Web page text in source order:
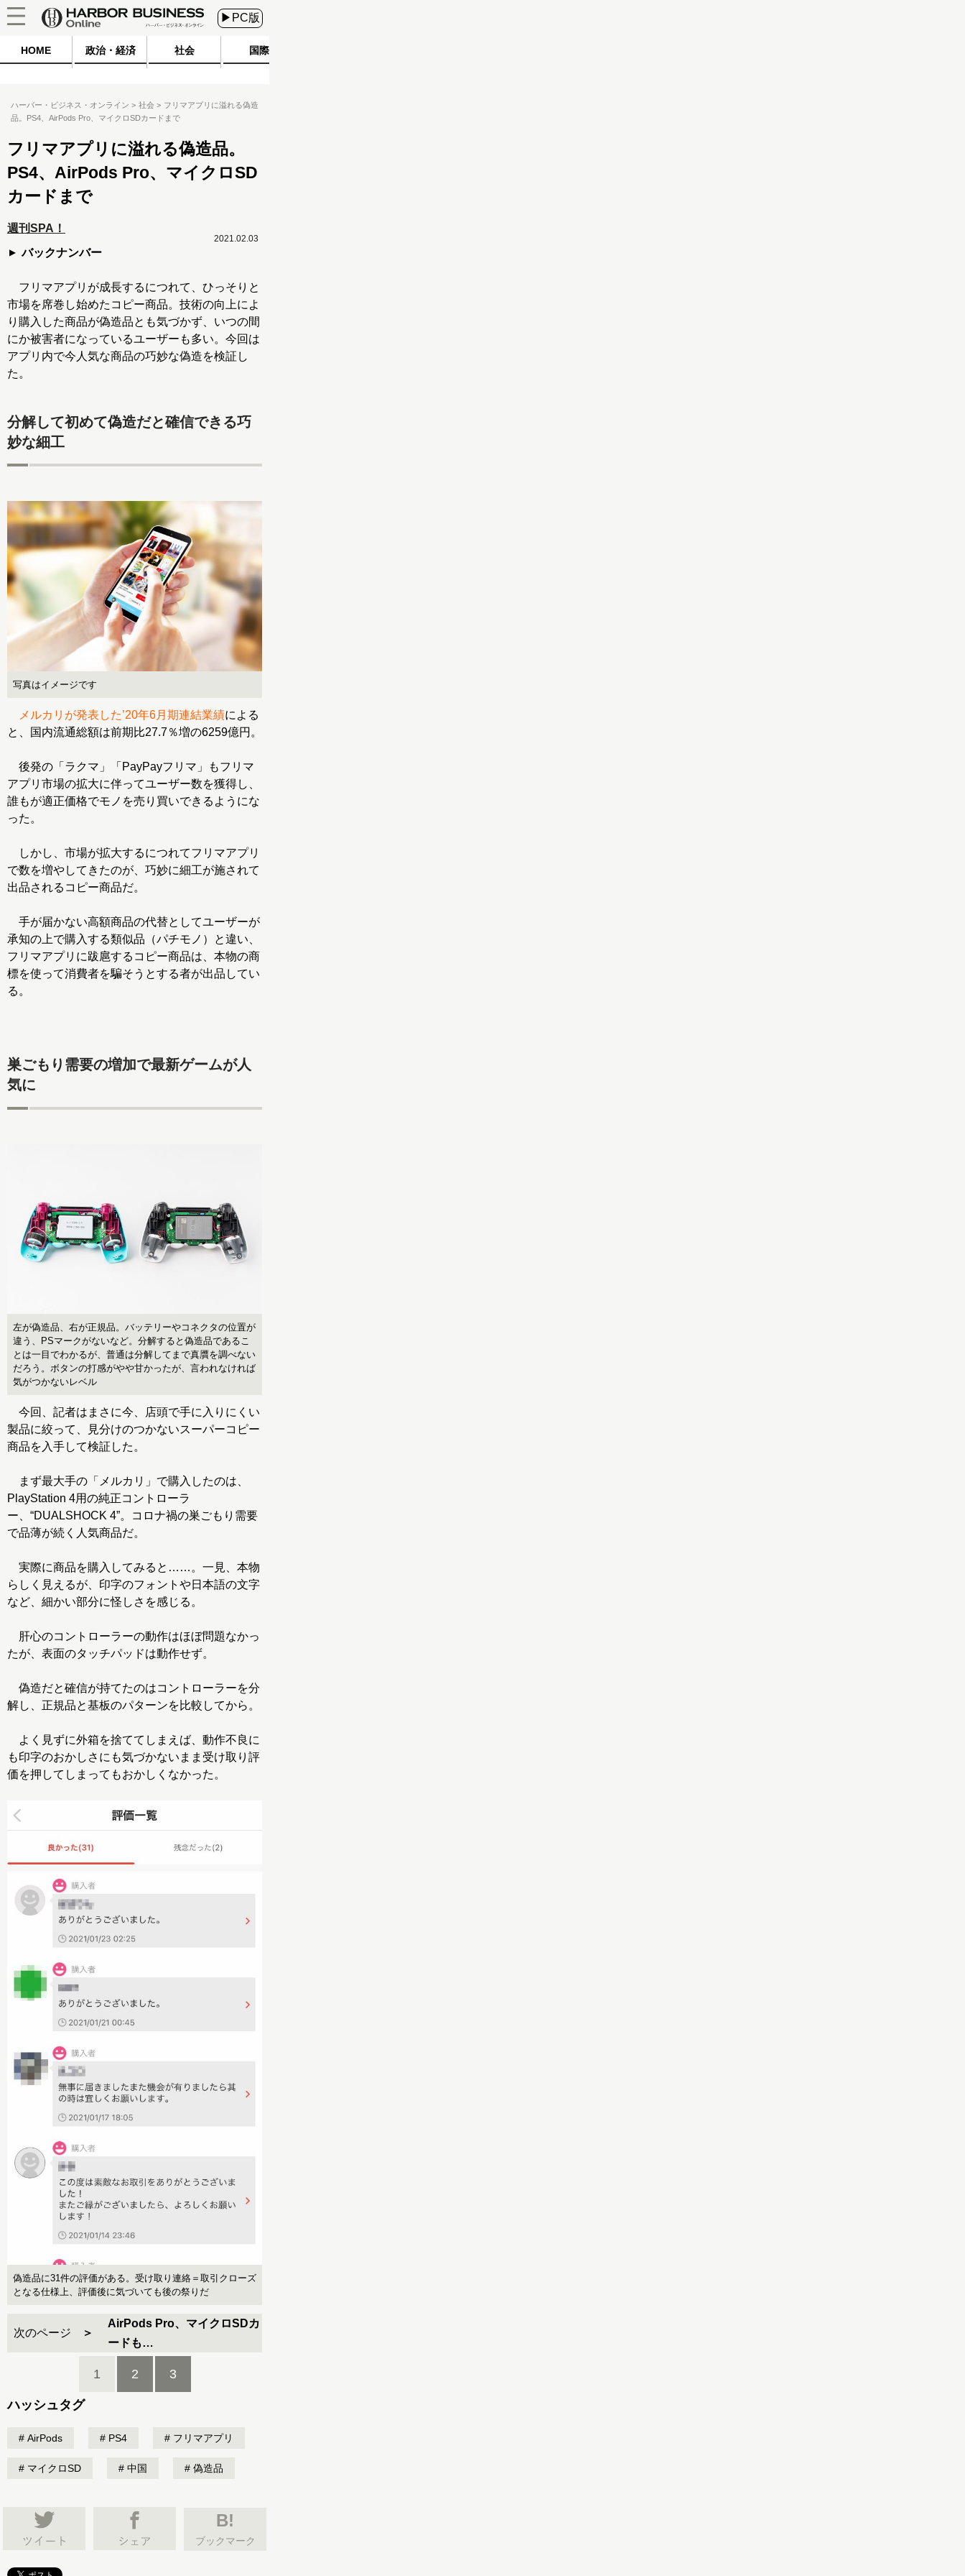
▶PC版
HOME 政治・経済 社会 国際
ハーバー・ビジネス・オンライン 社会
フリマアプリに溢れる偽造
品。PS4、AirPods Pro、マイクロSDカードまで
フリマアプリに溢れる偽造品。
PS4、AirPods Pro、マイクロSD
カードまで
週刊SPA！
バックナンバー
2021.02.03
フリマアプリが成長するにつれて、ひっそりと
市場を席巻し始めたコピー商品。技術の向上によ
り購入した商品が偽造品とも気づかず、いつの間
にか被害者になっているユーザーも多い。今回は
アプリ内で今人気な商品の巧妙な偽造を検証し
た。
分解して初めて偽造だと確信できる巧
妙な細工
写真はイメージです
メルカリが発表した’20年6月期連結業績による
と、国内流通総額は前期比27.7％増の6259億円。
後発の「ラクマ」「PayPayフリマ」もフリマ
アプリ市場の拡大に伴ってユーザー数を獲得し、
誰もが適正価格でモノを売り買いできるようにな
った。
しかし、市場が拡大するにつれてフリマアプリ
で数を増やしてきたのが、巧妙に細工が施されて
出品されるコピー商品だ。
手が届かない高額商品の代替としてユーザーが
承知の上で購入する類似品（パチモノ）と違い、
フリマアプリに跋扈するコピー商品は、本物の商
標を使って消費者を騙そうとする者が出品してい
る。
巣ごもり需要の増加で最新ゲームが人
気に
左が偽造品、右が正規品。バッテリーやコネクタの位置が
違う、PSマークがないなど。分解すると偽造品であるこ
とは一目でわかるが、普通は分解してまで真贋を調べない
だろう。ボタンの打感がやや甘かったが、言われなければ
気がつかないレベル
今回、記者はまさに今、店頭で手に入りにくい
製品に絞って、見分けのつかないスーパーコピー
商品を入手して検証した。
まず最大手の「メルカリ」で購入したのは、
PlayStation 4用の純正コントローラ
ー、“DUALSHOCK 4”。コロナ禍の巣ごもり需要
で品薄が続く人気商品だ。
実際に商品を購入してみると……。一見、本物
らしく見えるが、印字のフォントや日本語の文字
など、細かい部分に怪しさを感じる。
肝心のコントローラーの動作はほぼ問題なかっ
たが、表面のタッチパッドは動作せず。
偽造だと確信が持てたのはコントローラーを分
解し、正規品と基板のパターンを比較してから。
よく見ずに外箱を捨ててしまえば、動作不良に
も印字のおかしさにも気づかないまま受け取り評
価を押してしまってもおかしくなかった。
偽造品に31件の評価がある。受け取り連絡＝取引クローズ
となる仕様上、評価後に気づいても後の祭りだ
次のページ
AirPods Pro、マイクロSDカ
ードも…
1 2 3
ハッシュタグ
AirPods PS4 フリマアプリ
マイクロSD 中国 偽造品
B!
ブックマーク